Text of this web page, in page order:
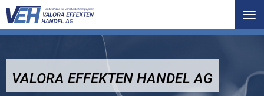
VALORA EFFEKTEN HANDEL AG